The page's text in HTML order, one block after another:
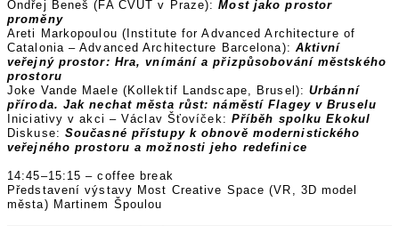
Ondřej Beneš (FA ČVUT v Praze):Most jako prostor
proměny
Areti Markopoulou (Institute for Advanced Architecture of
Catalonia – Advanced Architecture Barcelona): Aktivní
veřejný prostor: Hra, vnímání a přizpůsobování městského
prostoru
Joke Vande Maele (Kollektif Landscape, Brusel):Urbánní
příroda. Jak nechat města růst: náměstí Flagey v Bruselu
Iniciativy v akci – Václav Šťovíček: Příběh spolku Ekokul
Diskuse: Současné přístupy k obnově modernistického
veřejného prostoru a možnosti jeho redefinice
14:45–15:15 – coffee break
Představení výstavy Most Creative Space (VR, 3D model
města) Martinem Špoulou